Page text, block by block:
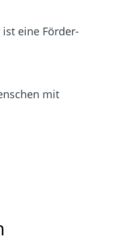
eine Förder-
mit